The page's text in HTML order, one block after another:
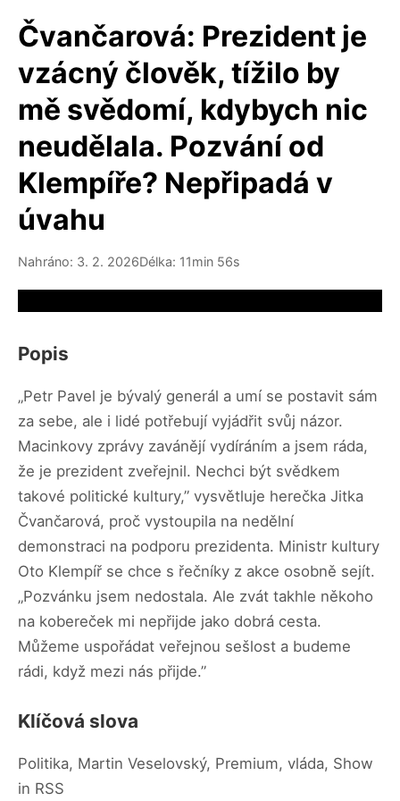
Čvančarová: Prezident je
vzácný člověk, tížilo by
mě svědomí, kdybych nic
neudělala. Pozvání od
Klempíře? Nepřipadá v
úvahu
Nahráno: 3. 2. 2026Délka: 11min 56s
Popis
„Petr Pavel je bývalý generál a umí se postavit sám
za sebe, ale i lidé potřebují vyjádřit svůj názor.
Macinkovy zprávy zavánějí vydíráním a jsem ráda,
že je prezident zveřejnil. Nechci být svědkem
takové politické kultury,” vysvětluje herečka Jitka
Čvančarová, proč vystoupila na nedělní
demonstraci na podporu prezidenta. Ministr kultury
Oto Klempíř se chce s řečníky z akce osobně sejít.
„Pozvánku jsem nedostala. Ale zvát takhle někoho
na kobereček mi nepřijde jako dobrá cesta.
Můžeme uspořádat veřejnou sešlost a budeme
rádi, když mezi nás přijde.”
Klíčová slova
Politika, Martin Veselovský, Premium, vláda, Show
in RSS